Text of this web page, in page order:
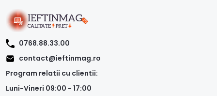
0768.88.33.00
contact@ieftinmag.ro
Program relatii cu clientii:
Luni-Vineri 09:00 - 17:00